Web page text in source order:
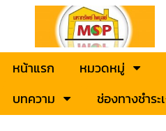
หน้าแรก หมวดหมู่
บทความ
ช่องทางชำระ